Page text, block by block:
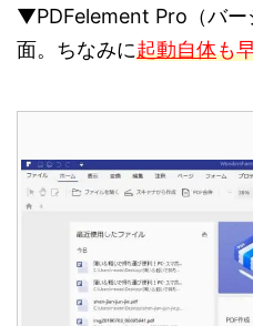
▼PDFelement Pro（バー
面。ちなみに起動自体も